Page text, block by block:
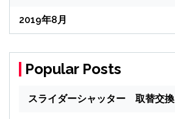
2019年8月
Popular Posts
スライダーシャッター 取替交換